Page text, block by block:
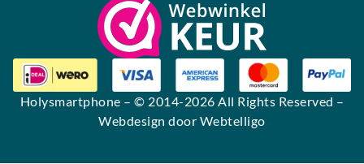
Holysmartphone – © 2014-2026 All Rights Reserved –
Webdesign door Webtelligo